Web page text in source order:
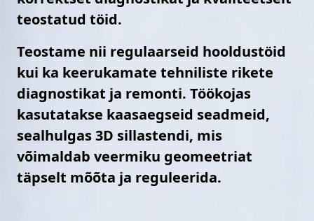
teostatud töid.
Teostame nii regulaarseid hooldustöid
kui ka keerukamate tehniliste rikete
diagnostikat ja remonti. Töökojas
kasutatakse kaasaegseid seadmeid,
sealhulgas 3D sillastendi, mis
võimaldab veermiku geomeetriat
täpselt mõõta ja reguleerida.